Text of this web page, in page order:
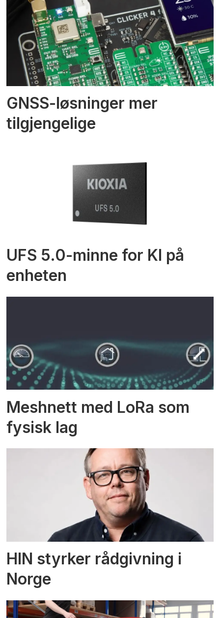
GNSS-løsninger mer
tilgjengelige
UFS 5.0-minne for KI på
enheten
Meshnett med LoRa som
fysisk lag
HIN styrker rådgivning i
Norge